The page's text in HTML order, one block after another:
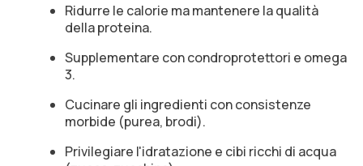
Ridurre le calorie ma mantenere la qualità
della proteina.
Supplementare con condroprotettori e omega
3.
Cucinare gli ingredienti con consistenze
morbide (purea, brodi).
Privilegiare l'idratazione e cibi ricchi di acqua